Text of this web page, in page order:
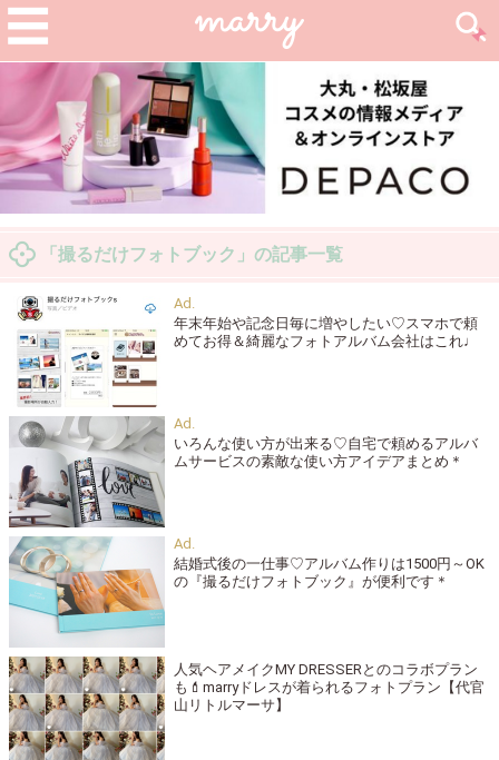
「撮るだけフォトブック」の記事一覧
年末年始や記念日毎に増やしたい♡スマホで頼
めてお得＆綺麗なフォトアルバム会社はこれ♩
いろんな使い方が出来る♡自宅で頼めるアルバ
ムサービスの素敵な使い方アイデアまとめ＊
結婚式後の一仕事♡アルバム作りは1500円～OK
の『撮るだけフォトブック』が便利です＊
人気ヘアメイクMY DRESSERとのコラボプラン
も💄marryドレスが着られるフォトプラン【代官
山リトルマーサ】